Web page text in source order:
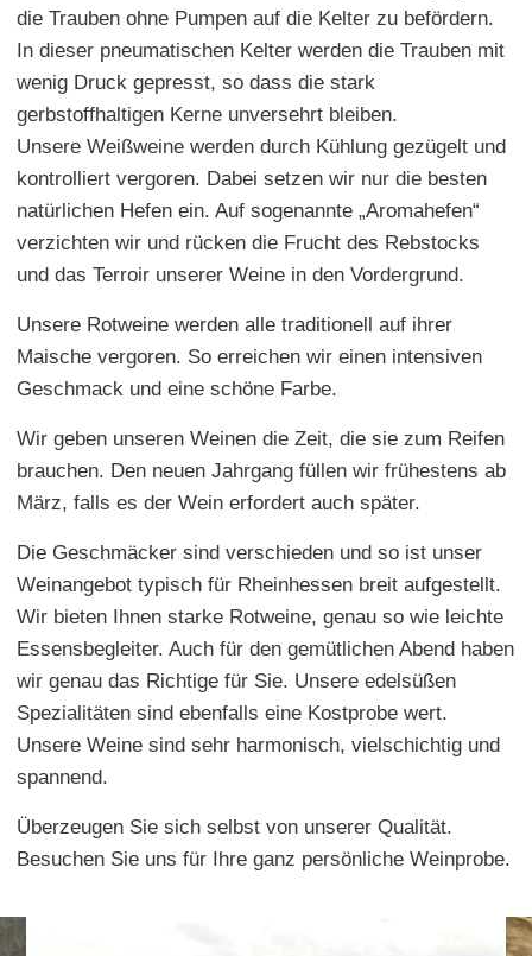
die Trauben ohne Pumpen auf die Kelter zu befördern.
In dieser pneumatischen Kelter werden die Trauben mit
wenig Druck gepresst, so dass die stark
gerbstoffhaltigen Kerne unversehrt bleiben.
Unsere Weißweine werden durch Kühlung gezügelt und
kontrolliert vergoren. Dabei setzen wir nur die besten
natürlichen Hefen ein. Auf sogenannte „Aromahefen“
verzichten wir und rücken die Frucht des Rebstocks
und das Terroir unserer Weine in den Vordergrund.
Unsere Rotweine werden alle traditionell auf ihrer
Maische vergoren. So erreichen wir einen intensiven
Geschmack und eine schöne Farbe.
Wir geben unseren Weinen die Zeit, die sie zum Reifen
brauchen. Den neuen Jahrgang füllen wir frühestens ab
März, falls es der Wein erfordert auch später.
Die Geschmäcker sind verschieden und so ist unser
Weinangebot typisch für Rheinhessen breit aufgestellt.
Wir bieten Ihnen starke Rotweine, genau so wie leichte
Essensbegleiter. Auch für den gemütlichen Abend haben
wir genau das Richtige für Sie. Unsere edelsüßen
Spezialitäten sind ebenfalls eine Kostprobe wert.
Unsere Weine sind sehr harmonisch, vielschichtig und
spannend.
Überzeugen Sie sich selbst von unserer Qualität.
Besuchen Sie uns für Ihre ganz persönliche Weinprobe.